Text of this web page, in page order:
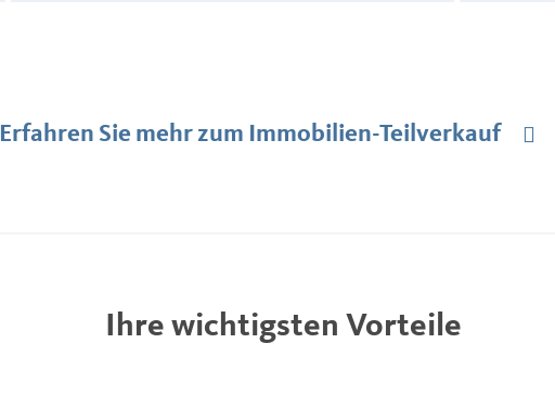
Erfahren Sie mehr zum Immobilien-Teilverkauf
Ihre wichtigsten Vorteile